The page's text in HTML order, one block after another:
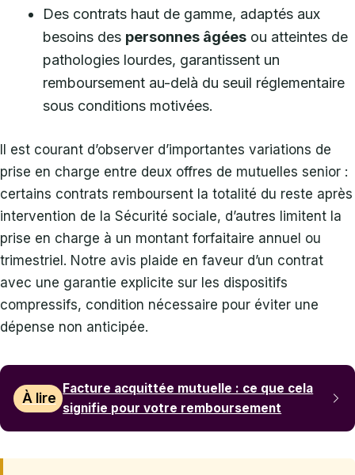
Des contrats haut de gamme, adaptés aux
besoins des personnes âgées ou atteintes de
pathologies lourdes, garantissent un
remboursement au-delà du seuil réglementaire
sous conditions motivées.
Il est courant d’observer d’importantes variations de
prise en charge entre deux offres de mutuelles senior :
certains contrats remboursent la totalité du reste après
intervention de la Sécurité sociale, d’autres limitent la
prise en charge à un montant forfaitaire annuel ou
trimestriel. Notre avis plaide en faveur d’un contrat
avec une garantie explicite sur les dispositifs
compressifs, condition nécessaire pour éviter une
dépense non anticipée.
À lire
Facture acquittée mutuelle : ce que cela
signifie pour votre remboursement